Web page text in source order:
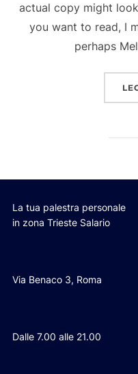
actual copy might
you want to read, I
perhaps
La tua palestra personale
in zona Trieste Salario
Via Benaco 3, Roma
Dalle 7.00 alle 21.00